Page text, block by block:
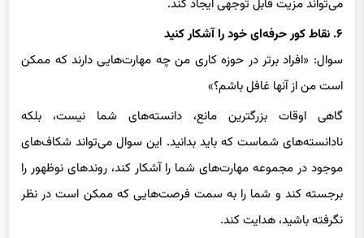
۶. نقاط کور حرفه‌ای خود را آشکار کنید
سوال: «افراد برتر در حوزه کاری من چه مهارت‌هایی دارند که ممکن
است من از آنها غافل باشم؟»
گاهی اوقات بزرگترین مانع، دانسته‌های شما نیست، بلکه
نادانسته‌های شماست که باید بدانید. این سوال می‌تواند شکاف‌های
موجود در مجموعه مهارت‌های شما را آشکار کند، روندهای نوظهور را
برجسته کند و شما را به سمت فرصت‌هایی که ممکن است در نظر
نگرفته باشید، هدایت کند.
لازم نیست بر همه چیز مسلط باشید. اما دانستن اینکه چه چیزی در